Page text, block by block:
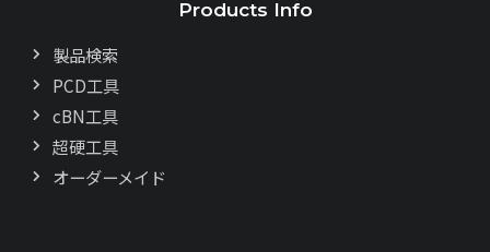
Products Info
製品検索
PCD工具
cBN工具
超硬工具
オーダーメイド